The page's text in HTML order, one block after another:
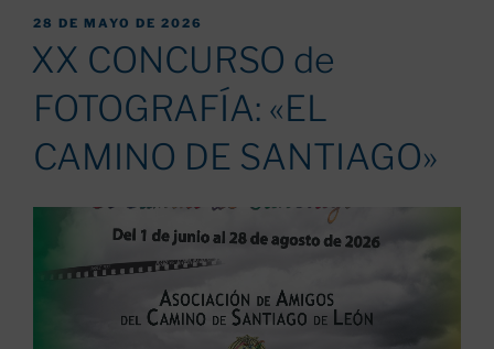
PUBLICADO
28 DE MAYO DE 2026
XX CONCURSO de
FOTOGRAFÍA: «EL
CAMINO DE SANTIAGO»